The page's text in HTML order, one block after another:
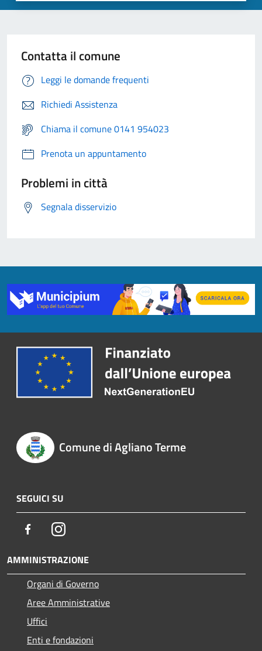
Contatta il comune
Leggi le domande frequenti
Richiedi Assistenza
Chiama il comune 0141 954023
Prenota un appuntamento
Problemi in città
Segnala disservizio
Comune di Agliano Terme
SEGUICI SU
FacebookInstagram
AMMINISTRAZIONE
Organi di Governo
Aree Amministrative
Uffici
Enti e fondazioni